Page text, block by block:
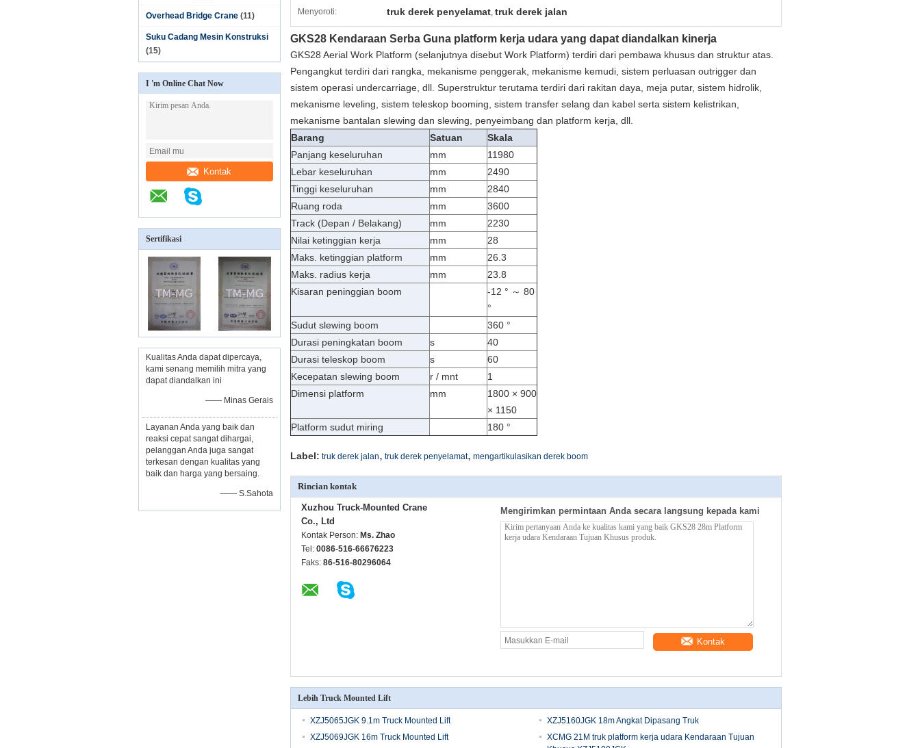
Overhead Bridge Crane (11)
Suku Cadang Mesin Konstruksi
(15)
I 'm Online Chat Now
Kontak
Sertifikasi
Kualitas Anda dapat dipercaya,
kami senang memilih mitra yang
dapat diandalkan ini
—— Minas Gerais
Layanan Anda yang baik dan
reaksi cepat sangat dihargai,
pelanggan Anda juga sangat
terkesan dengan kualitas yang
baik dan harga yang bersaing.
—— S.Sahota
Menyoroti: truk derek penyelamat, truk derek jalan
GKS28 Kendaraan Serba Guna platform kerja udara yang dapat diandalkan kinerja
GKS28 Aerial Work Platform (selanjutnya disebut Work Platform) terdiri dari pembawa khusus dan struktur atas.
Pengangkut terdiri dari rangka, mekanisme penggerak, mekanisme kemudi, sistem perluasan outrigger dan
sistem operasi undercarriage, dll. Superstruktur terutama terdiri dari rakitan daya, meja putar, sistem hidrolik,
mekanisme leveling, sistem teleskop booming, sistem transfer selang dan kabel serta sistem kelistrikan,
mekanisme bantalan slewing dan slewing, penyeimbang dan platform kerja, dll.
Barang
Satuan
Skala
Panjang keseluruhan
mm
11980
Lebar keseluruhan
mm
2490
Tinggi keseluruhan
mm
2840
Ruang roda
mm
3600
Track (Depan / Belakang)
mm
2230
Nilai ketinggian kerja
mm
28
Maks. ketinggian platform
mm
26.3
Maks. radius kerja
mm
23.8
Kisaran peninggian boom
-12 ° ～ 80
°
Sudut slewing boom
360 °
Durasi peningkatan boom
s
40
Durasi teleskop boom
s
60
Kecepatan slewing boom
r / mnt
1
Dimensi platform
mm
1800 × 900
× 1150
Platform sudut miring
180 °
Label: truk derek jalan, truk derek penyelamat, mengartikulasikan derek boom
Rincian kontak
Xuzhou Truck-Mounted Crane
Co., Ltd
Kontak Person: Ms. Zhao
Tel: 0086-516-66676223
Faks: 86-516-80296064
Mengirimkan permintaan Anda secara langsung kepada kami
Kontak
Lebih Truck Mounted Lift
XZJ5065JGK 9.1m Truck Mounted Lift
XZJ5160JGK 18m Angkat Dipasang Truk
XZJ5069JGK 16m Truck Mounted Lift
XCMG 21M truk platform kerja udara Kendaraan Tujuan